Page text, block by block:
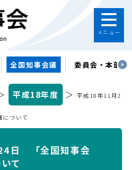
メニュー
全国知事会議 委員会・本部
平成18年度 ＞平成18年11月2
ついて
日 「全国知事会
て